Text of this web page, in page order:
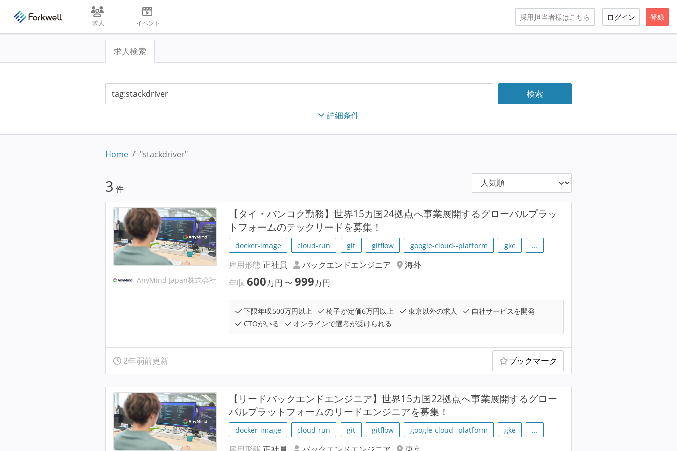
求人 イベント
採用担当者様はこちら ログイン 登録
求人検索
詳細条件
Home "stackdriver"
3 件
AnyMind Japan株式会社
【タイ・バンコク勤務】世界15カ国24拠点へ事業展開するグローバルプラッ
トフォームのテックリードを募集！
docker-image cloud-run git gitflow google-cloud--platform gke …
雇用形態 正社員 バックエンドエンジニア
海外
年収600万円 〜999万円
下限年収500万円以上 椅子が定価6万円以上 東京以外の求人
自社サービスを開発
CTOがいる
オンラインで選考が受けられる
2年弱前更新 ブックマーク
【リードバックエンドエンジニア】世界15カ国22拠点へ事業展開するグロー
バルプラットフォームのリードエンジニアを募集！
docker-image cloud-run git gitflow google-cloud--platform gke …